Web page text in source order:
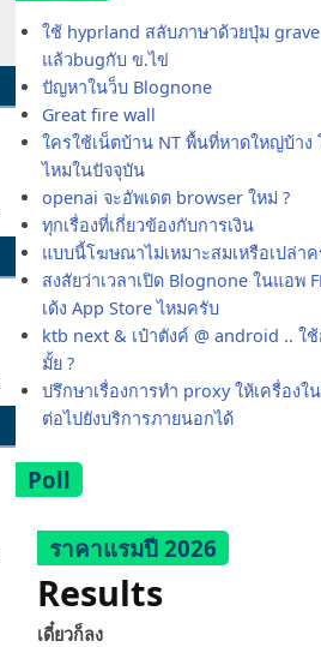
ใช้ hyprland สลับภาษาด้วยปุ่ม grave
แล้วbugกับ ข.ไข่
ปัญหาในว็บ Blognone
Great fire wall
ใครใช้เน็ตบ้าน NT พื้นที่หาดใหญ่บ้าง
ไหมในปัจจุบัน
openai จะอัพเดต browser ใหม่ ?
ทุกเรื่องที่เกี่ยวข้องกับการเงิน
แบบนี้โฆษณาไม่เหมาะสมเหรือเปล่า
สงสัยว่าเวลาเปิด Blognone ในแอพ
เด้ง App Store ไหมครับ
ktb next & เป๋าตังค์ @ android .. ใ
มั้ย ?
ปรึกษาเรื่องการทำ proxy ให้เครื่องใ
ต่อไปยังบริการภายนอกได้
Poll
ราคาแรมปี 2026
Results
เดี๋ยวก็ลง